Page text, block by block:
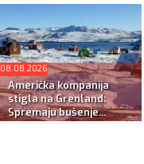
08.08.2026
Američka kompanija
stigla na Grenland:
Spremaju bušenje...